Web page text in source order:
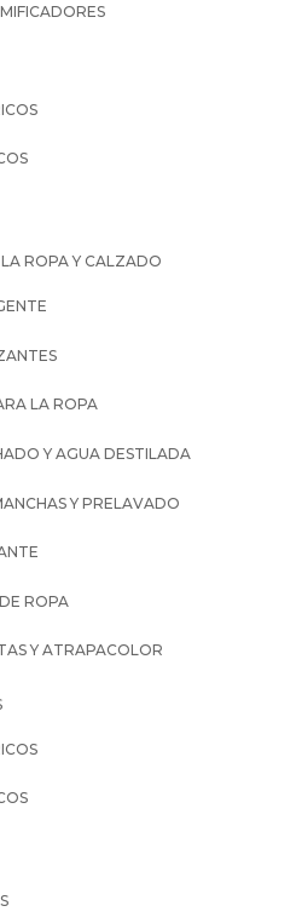
ROPA Y CALZADO
LA ROPA
Y AGUA DESTILADA
Y PRELAVADO
ROPA
Y ATRAPACOLOR